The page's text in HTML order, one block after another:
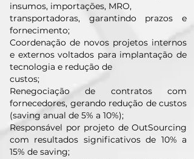
insumos, importações, MRO,
transportadoras, garantindo prazos e
fornecimento;
Coordenação de novos projetos internos
e externos voltados para implantação de
tecnologia e redução de
custos;
Renegociação de contratos com
fornecedores, gerando redução de custos
(saving anual de 5% a 10%);
Responsável por projeto de OutSourcing
com resultados significativos de 10% a
15% de saving;